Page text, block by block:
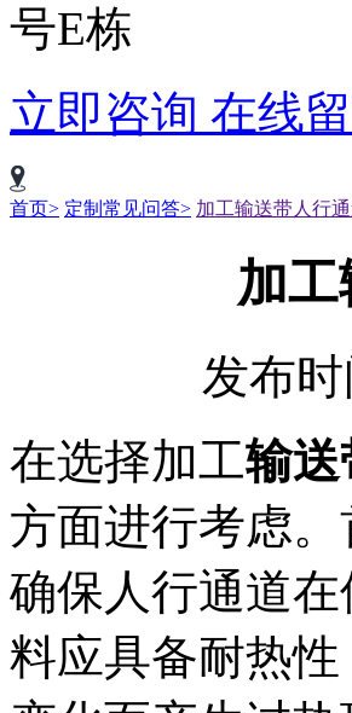
号E栋
立即咨询 在线
首页> 定制常见问答> 加工输送带人行
加
发布
在选择加工输送
方面进行考虑
确保人行通道
料应具备耐热